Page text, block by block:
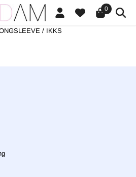
Kies instellingen of sta alle
0
/ IKKS